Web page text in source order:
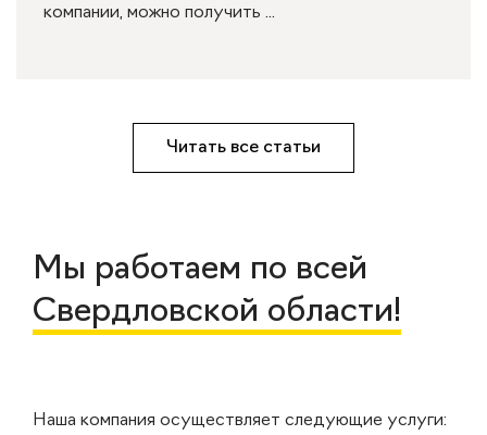
компании, можно получить ...
Читать все статьи
Мы работаем по всей
Свердловской области!
Наша компания осуществляет следующие услуги: